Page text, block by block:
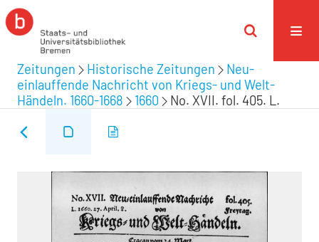
Zeitungen Historische Zeitungen
Neu-
einlauffende Nachricht von Kriegs- und Welt-
Händeln. 1660-1668
1660 No. XVII. fol. 405. L.